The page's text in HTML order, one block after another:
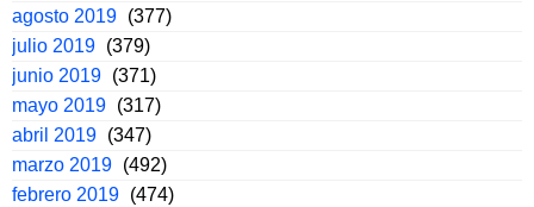
agosto 2019 (377)
julio 2019 (379)
junio 2019 (371)
mayo 2019 (317)
abril 2019 (347)
marzo 2019 (492)
febrero 2019 (474)